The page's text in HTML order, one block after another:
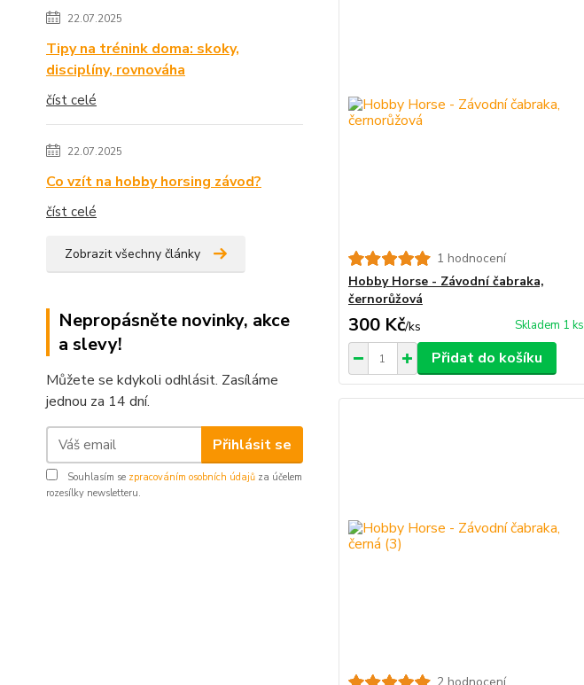
22.07.2025
Tipy na trénink doma: skoky,
disciplíny, rovnováha
číst celé
22.07.2025
Co vzít na hobby horsing závod?
číst celé
Zobrazit všechny články
Nepropásněte novinky, akce
a slevy!
Můžete se kdykoli odhlásit. Zasíláme
jednou za 14 dní.
Přihlásit se
Souhlasím se zpracováním osobních údajů za účelem
rozesílky newsletteru.
1 hodnocení
Hobby Horse - Závodní čabraka,
černorůžová
300 Kč/ks Skladem 1 ks
Přidat do košíku